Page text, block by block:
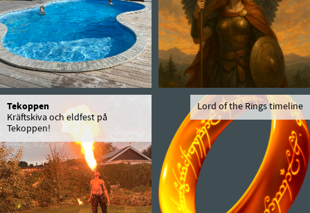
Tekoppen
Kräftskiva och eldfest på
Tekoppen!
Lord of the Rings timeline